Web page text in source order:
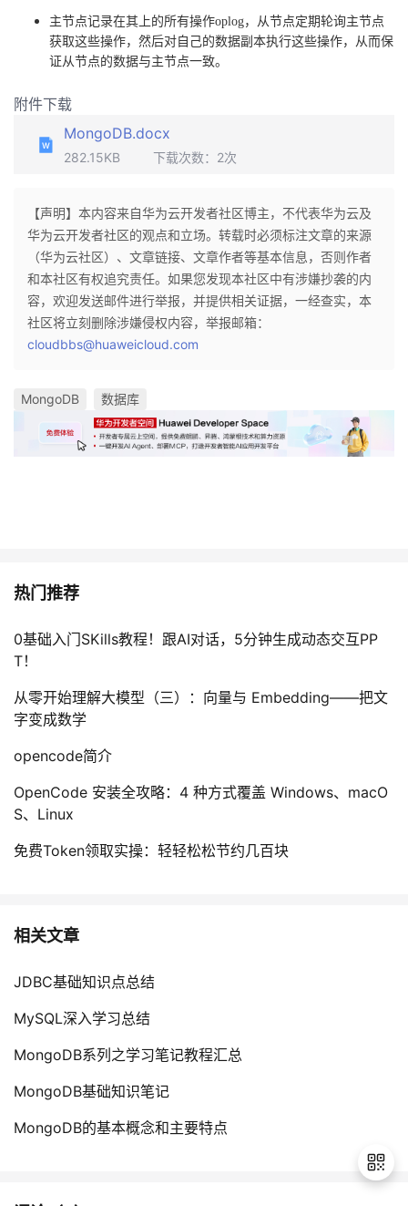
主节点记录在其上的所有操作oplog，从节点定期轮询主节点
获取这些操作，然后对自己的数据副本执行这些操作，从而保
证从节点的数据与主节点一致。
附件下载
MongoDB.docx
282.15KB 下载次数： 2次
【声明】本内容来自华为云开发者社区博主，不代表华为云及
华为云开发者社区的观点和立场。转载时必须标注文章的来源
（华为云社区）、文章链接、文章作者等基本信息，否则作者
和本社区有权追究责任。如果您发现本社区中有涉嫌抄袭的内
容，欢迎发送邮件进行举报，并提供相关证据，一经查实，本
社区将立刻删除涉嫌侵权内容，举报邮箱：
cloudbbs@huaweicloud.com
MongoDB 数据库
热门推荐
0基础入门SKills教程！跟AI对话，5分钟生成动态交互PP
T！
从零开始理解大模型（三）：向量与 Embedding——把文
字变成数学
opencode简介
OpenCode 安装全攻略：4 种方式覆盖 Windows、macO
S、Linux
免费Token领取实操：轻轻松松节约几百块
相关文章
JDBC基础知识点总结
MySQL深入学习总结
MongoDB系列之学习笔记教程汇总
MongoDB基础知识笔记
MongoDB的基本概念和主要特点